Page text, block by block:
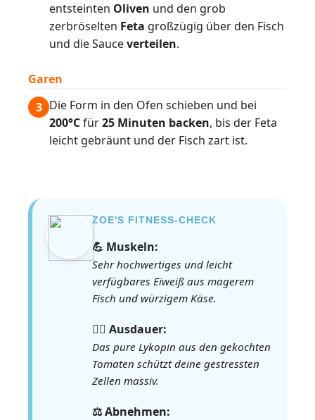
entsteinten Oliven und den grob
zerbröselten Feta großzügig über den Fisch
und die Sauceverteilen.
Garen
3 Die Form in den Ofen schieben und bei
200°Cfür25 Minuten backen, bis der Feta
leicht gebräunt und der Fisch zart ist.
ZOE'S FITNESS-CHECK
💪 Muskeln:
Sehr hochwertiges und leicht
verfügbares Eiweiß aus magerem
Fisch und würzigem Käse.
🏃‍♀️ Ausdauer:
Das pure Lykopin aus den gekochten
Tomaten schützt deine gestressten
Zellen massiv.
⚖️ Abnehmen: